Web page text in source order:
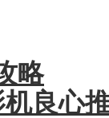
略
良心